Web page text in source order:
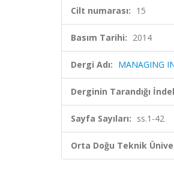
Cilt numarası: 15
Basım Tarihi: 2014
Dergi Adı: MANAGING
Derginin Tarandığı
Sayfa Sayıları: ss.1-42
Orta Doğu Teknik